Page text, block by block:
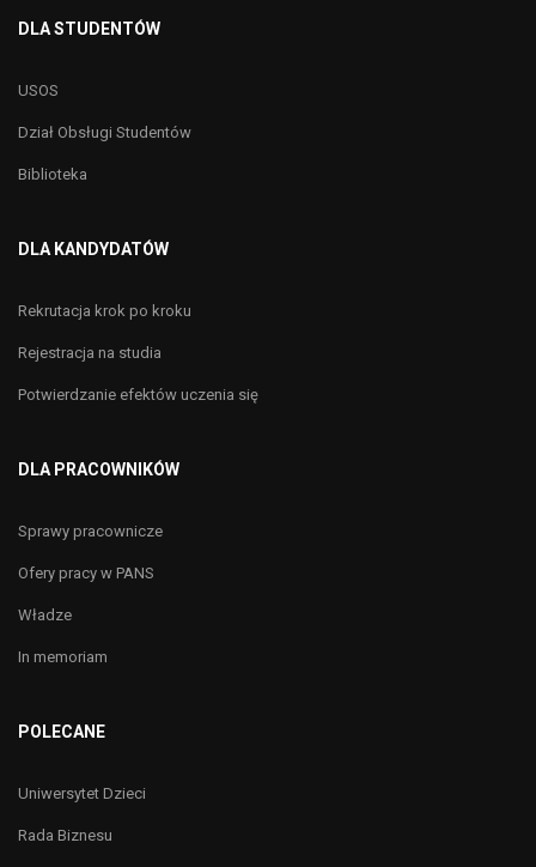
DLA STUDENTÓW
USOS
Dział Obsługi Studentów
Biblioteka
DLA KANDYDATÓW
Rekrutacja krok po kroku
Rejestracja na studia
Potwierdzanie efektów uczenia się
DLA PRACOWNIKÓW
Sprawy pracownicze
Ofery pracy w PANS
Władze
In memoriam
POLECANE
Uniwersytet Dzieci
Rada Biznesu